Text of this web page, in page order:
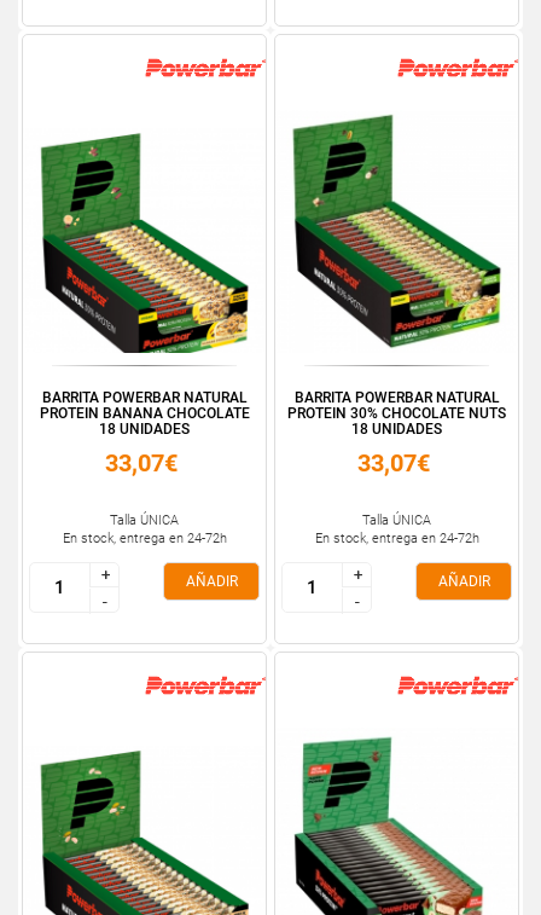
BARRITA POWERBAR NATURAL
PROTEIN BANANA CHOCOLATE
18 UNIDADES
33,07€
Talla ÚNICA
En stock, entrega en 24-72h
+
-
+
-
AÑADIR
BARRITA POWERBAR NATURAL
PROTEIN 30% CHOCOLATE NUTS
18 UNIDADES
33,07€
Talla ÚNICA
En stock, entrega en 24-72h
+
-
+
-
AÑADIR